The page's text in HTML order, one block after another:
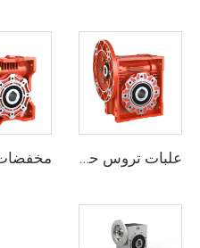
علبات تروس حلزونية WMRV (تصميم كلاسيكي)